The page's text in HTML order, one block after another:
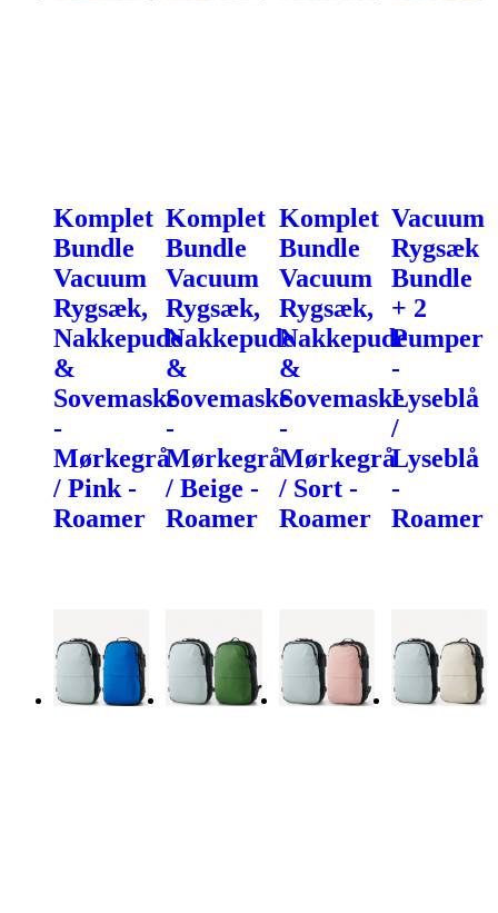
Komplet
Bundle
Vacuum
Rygsæk,
Nakkepude
&
Sovemaske
-
Mørkegrå
/ Pink -
Roamer
Komplet
Bundle
Vacuum
Rygsæk,
Nakkepude
&
Sovemaske
-
Mørkegrå
/ Beige -
Roamer
Komplet
Bundle
Vacuum
Rygsæk,
Nakkepude
&
Sovemaske
-
Mørkegrå
/ Sort -
Roamer
Vacuum
Rygsæk
Bundle
+ 2
Pumper
-
Lyseblå
/
Lyseblå
-
Roamer